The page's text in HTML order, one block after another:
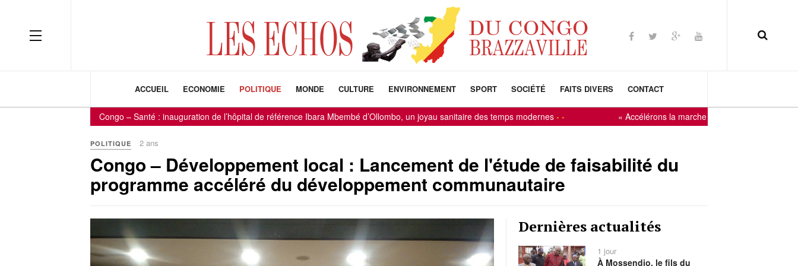
ACCUEIL ECONOMIE POLITIQUE MONDE CULTURE ENVIRONNEMENT SPORT SOCIÉTÉ FAITS DIVERS CONTACT
Congo – Santé : inauguration de l’hôpital de référence Ibara Mbembé d’Ollombo, un joyau sanitaire des temps modernes -- « Accélérons la marche vers le développement » : le
POLITIQUE 2 ans
Congo – Développement local : Lancement de l'étude de faisabilité du
programme accéléré du développement communautaire
Dernières actualités
1 jour
À Mossendjo, le fils du